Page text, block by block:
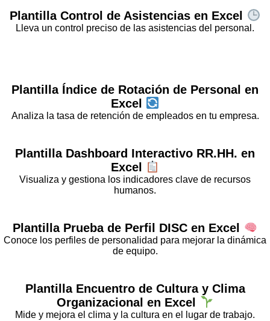
PlantillaControl de Asistencias en Excel
Lleva un control preciso de las asistencias del personal.
Plantilla Índice de Rotación de Personal en
Excel
Analiza la tasa de retención de empleados en tu empresa.
Plantilla Dashboard Interactivo RR.HH. en
Excel
Visualiza y gestiona los indicadores clave de recursos
humanos.
Plantilla Prueba de Perfil DISC en Excel
Conoce los perfiles de personalidad para mejorar la dinámica
de equipo.
Plantilla Encuentro de Cultura y Clima
Organizacional en Excel
Mide y mejora el clima y la cultura en el lugar de trabajo.